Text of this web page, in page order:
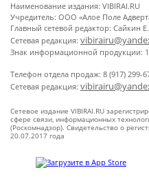
Наименование издания: VIBIRAI.RU
Учредитель: ООО «Алое Поле
Главный сетевой редактор: Сайкин
Сетевая редакция:
Знак информационной продукции:
Телефон отдела продаж: 8 (917) 299-
Сетевая редакция:
Сетевое издание VIBIRAI.RU
сфере связи, информационных
(Роскомнадзор). Свидетельство о
20.07.2017 года